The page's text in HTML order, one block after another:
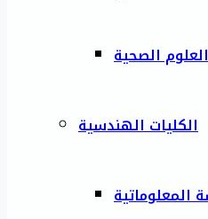
الصحية
الكليات الهندسية
المعلوماتية